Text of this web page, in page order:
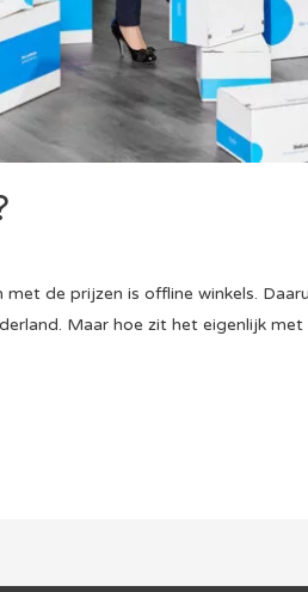
met de prijzen is offline winkels.
Maar hoe zit het eigenlijk